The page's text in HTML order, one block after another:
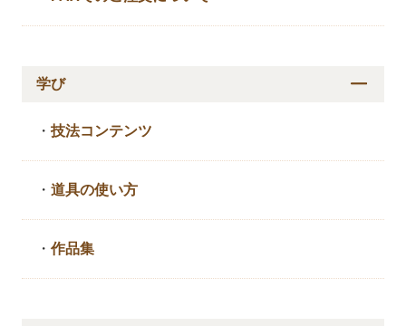
学び
・技法コンテンツ
・道具の使い方
・作品集